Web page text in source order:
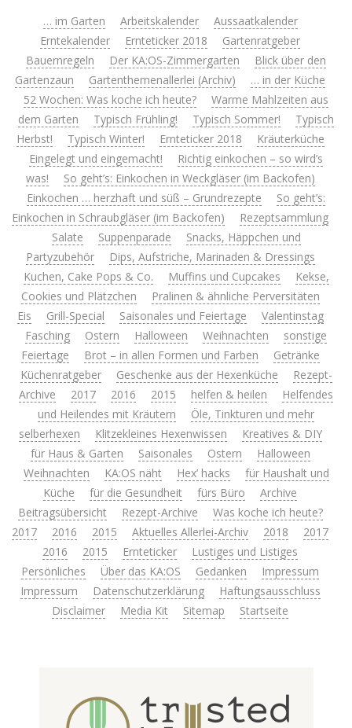
… im Garten
Arbeitskalender
Aussaatkalender
Erntekalender
Ernteticker 2018
Gartenratgeber
Bauernregeln
Der KA:OS-Zimmergarten
Blick über den
Gartenzaun
Gartenthemenallerlei (Archiv)
… in der Küche
52 Wochen: Was koche ich heute?
Warme Mahlzeiten aus
dem Garten
Typisch Frühling! Typisch Sommer!
Typisch
Herbst!
Typisch Winter! Ernteticker 2018
Kräuterküche
Eingelegt und eingemacht!
Richtig einkochen – so wird’s
was!
So geht’s: Einkochen in Weckgläser (im Backofen)
Einkochen … herzhaft und süß – Grundrezepte
So geht’s:
Einkochen in Schraubgläser (im Backofen)
Rezeptsammlung
Salate
Suppenparade
Snacks, Häppchen und
Partyzubehör
Dips, Aufstriche, Marinaden & Dressings
Kuchen, Cake Pops & Co.
Muffins und Cupcakes
Kekse,
Cookies und Plätzchen
Pralinen & ähnliche Perversitäten
Eis
Grill-Special Saisonales und Feiertage
Valentinstag
Fasching
Ostern Halloween Weihnachten
sonstige
Feiertage
Brot – in allen Formen und Farben
Getränke
Küchenratgeber
Geschenke aus der Hexenküche
Rezept-
Archive
2017 2016 2015 helfen & heilen
Helfendes
und Heilendes mit Kräutern
Öle, Tinkturen und mehr
selberhexen
Klitzekleines Hexenwissen
Kreatives & DIY
für Haus & Garten
Saisonales Ostern
Halloween
Weihnachten
KA:OS näht Hex’ hacks
für Haushalt und
Küche
für die Gesundheit fürs Büro
Archive
Beitragsübersicht
Rezept-Archive
Was koche ich heute?
2017
2016 2015 Aktuelles Allerlei-Archiv 2018
2017
2016
2015 Ernteticker
Lustiges und Listiges
Persönliches
Über das KA:OS Gedanken
Impressum
Impressum
Datenschutzerklärung
Haftungsausschluss
Disclaimer
Media Kit Sitemap Startseite